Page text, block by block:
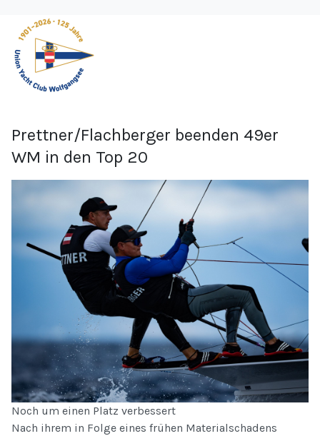
Prettner/Flachberger beenden 49er
WM in den Top 20
Noch um einen Platz verbessert
Nach ihrem in Folge eines frühen Materialschadens